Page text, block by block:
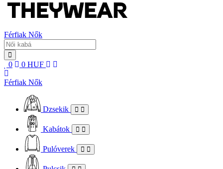
Férfiak Nők
0 0 HUF
Férfiak Nők
Dzsekik
Kabátok
Pulóverek